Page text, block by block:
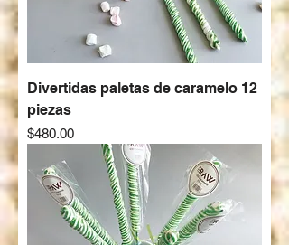
Divertidas paletas de caramelo 12
piezas
Precio
$480.00